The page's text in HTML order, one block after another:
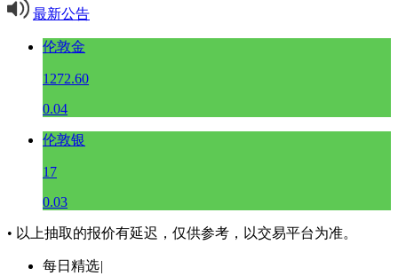
最新公告
伦敦金
1272.60
0.04
伦敦银
17
0.03
• 以上抽取的报价有延迟，仅供参考，以交易平台为准。
每日精选|